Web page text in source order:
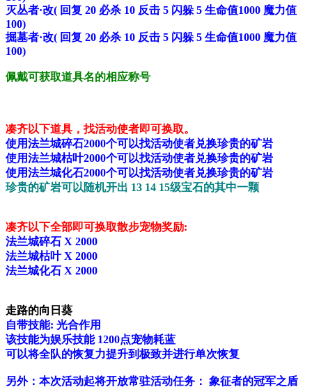
灭丛者·改( 回复 20 必杀 10 反击 5 闪躲 5 生命值1000 魔力值
100)
掘墓者·改( 回复 20 必杀 10 反击 5 闪躲 5 生命值1000 魔力值
100)
佩戴可获取道具名的相应称号
凑齐以下道具，找活动使者即可换取。
使用法兰城碎石2000个可以找活动使者兑换珍贵的矿岩
使用法兰城枯叶2000个可以找活动使者兑换珍贵的矿岩
使用法兰城化石2000个可以找活动使者兑换珍贵的矿岩
珍贵的矿岩可以随机开出 13 14 15级宝石的其中一颗
凑齐以下全部即可换取散步宠物奖励:
法兰城碎石 X 2000
法兰城枯叶 X 2000
法兰城化石 X 2000
走路的向日葵
自带技能: 光合作用
该技能为娱乐技能 1200点宠物耗蓝
可以将全队的恢复力提升到极致并进行单次恢复
另外：本次活动起将开放常驻活动任务： 象征者的冠军之盾